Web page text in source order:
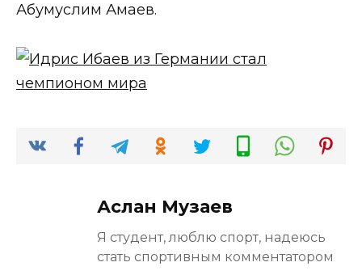
Абумуслим Амаев.
Аслан Музаев
Я студент, люблю спорт, надеюсь
стать спортивным комментатором